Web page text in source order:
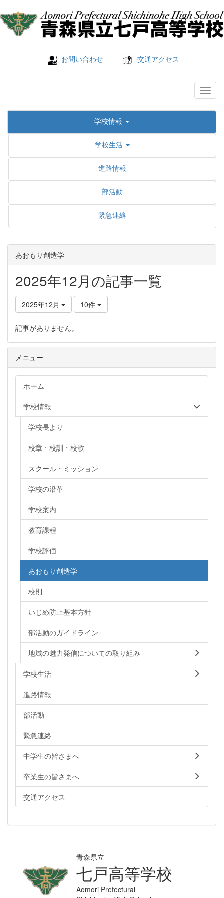
お問い合わせ 交通アクセス
学校情報
学校生活
進路情報
部活動
緊急連絡
あおもり創造学
2025年12月の記事一覧
2025年12月 10件
記事がありません。
メニュー
ホーム
学校情報
学校長より
校章・校訓・校歌
スクール・ミッション
学校の沿革
学校案内
教育課程
学校評価
あおもり創造学
校則
いじめ防止基本方針
部活動のガイドライン
地域の魅力発信についての取り組み
学校生活
進路情報
部活動
緊急連絡
中学生の皆さまへ
卒業生の皆さまへ
交通アクセス
青森県立
七戸高等学校
Aomori Prefectural